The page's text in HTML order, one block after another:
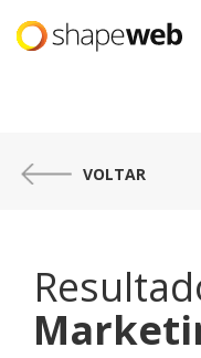
VOLTAR